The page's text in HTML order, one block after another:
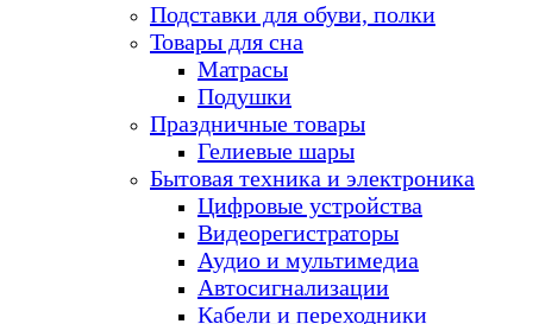
Подставки для обуви, полки
Товары для сна
Матрасы
Подушки
Праздничные товары
Гелиевые шары
Бытовая техника и электроника
Цифровые устройства
Видеорегистраторы
Аудио и мультимедиа
Автосигнализации
Кабели и переходники